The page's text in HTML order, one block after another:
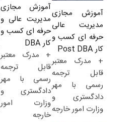
آموزش مجازی
مدیریت عالی
حرفه ای کسب و
کار Post DBA
+ مدرک معتبر
قابل ترجمه
رسمی با مهر
دادگستری و
وزارت امور خارجه
آموزش مجازی
مدیریت عالی و
حرفه ای کسب و
کار DBA
+ مدرک معتبر
قابل ترجمه
رسمی با مهر
دادگستری و
وزارت امور
خارجه